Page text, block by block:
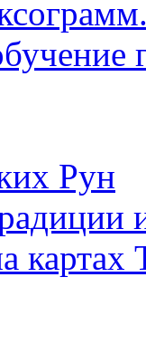
Рун
картах